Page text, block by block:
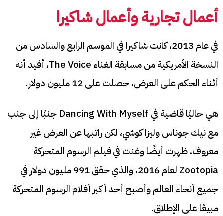
أعمال تجارية وأعمال شاكيرا
في عام 2013، كانت شاكيرا في الموسم الرابع والسادس من
النسخة الأمريكية من مسابقة الغناء The Voice، أفيد أنه
أثناء الحكم على العرض، حصلت على 12 مليون دولار.
هي حاليًا قاضية في Dancing With Myself جنبًا إلى جنب
مع نيك جوناس وليزا كوشي، لكن راتبها عن العرض غير
معروف، ظهرت أيضًا وغنت في فيلم الرسوم المتحركة
Zootopia لعام 2016، والذي حقق 991 مليون دولار في
جميع أنحاء العالم وأصبح أحد أكبر أفلام الرسوم المتحركة
مبيعًا على الإطلاق.